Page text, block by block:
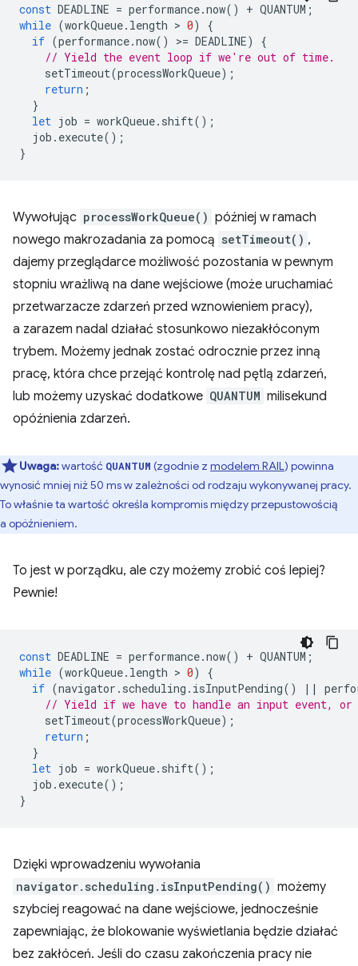
const DEADLINE = performance.now() + QUANTUM ;
while (workQueue. length > 0)
{
if (performance.now() >= DEADLINE)
{
// Yield the event loop if we're out of time.
setTimeout(processWorkQueue);
return ;
}
let job = workQueue. shift();
job . execute();
}
Wywołując processWorkQueue() później w ramach
nowego makrozadania za pomocą setTimeout() ,
dajemy przeglądarce możliwość pozostania w pewnym
stopniu wrażliwą na dane wejściowe (może uruchamiać
przetwarzacze zdarzeń przed wznowieniem pracy),
a zarazem nadal działać stosunkowo niezakłóconym
trybem. Możemy jednak zostać odrocznie przez inną
pracę, która chce przejąć kontrolę nad pętlą zdarzeń,
lub możemy uzyskać dodatkowe QUANTUM milisekund
opóźnienia zdarzeń.
Uwaga:wartość QUANTUM (zgodnie z modelem RAIL ) powinna
wynosić mniej niż 50 ms w zależności od rodzaju wykonywanej pracy.
To właśnie ta wartość określa kompromis między przepustowością
a opóźnieniem.
To jest w porządku, ale czy możemy zrobić coś lepiej?
Pewnie!
const DEADLINE = performance.now() + QUANTUM ;
while (workQueue. length > 0)
{
if (navigator . scheduling . isInputPending() ||
// Yield if we have to handle an input event,
setTimeout(processWorkQueue);
return ;
}
let job = workQueue. shift();
job . execute();
}
Dzięki wprowadzeniu wywołania
navigator.scheduling.isInputPending() możemy
szybciej reagować na dane wejściowe, jednocześnie
zapewniając, że blokowanie wyświetlania będzie działać
bez zakłóceń. Jeśli do czasu zakończenia pracy nie